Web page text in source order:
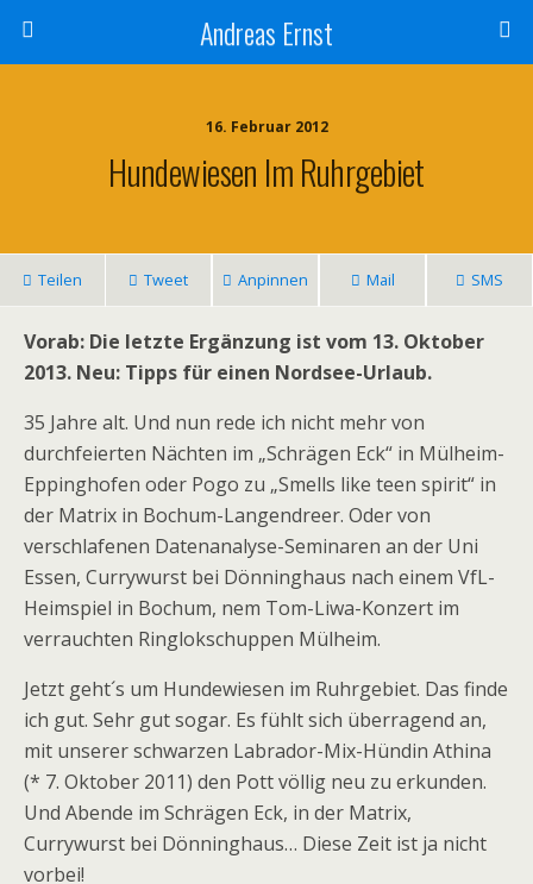
Andreas Ernst
16. Februar 2012
Hundewiesen Im Ruhrgebiet
Teilen Tweet Anpinnen Mail SMS
Vorab: Die letzte Ergänzung ist vom 13. Oktober
2013. Neu: Tipps für einen Nordsee-Urlaub.
35 Jahre alt. Und nun rede ich nicht mehr von
durchfeierten Nächten im „Schrägen Eck“ in Mülheim-
Eppinghofen oder Pogo zu „Smells like teen spirit“ in
der Matrix in Bochum-Langendreer. Oder von
verschlafenen Datenanalyse-Seminaren an der Uni
Essen, Currywurst bei Dönninghaus nach einem VfL-
Heimspiel in Bochum, nem Tom-Liwa-Konzert im
verrauchten Ringlokschuppen Mülheim.
Jetzt geht´s um Hundewiesen im Ruhrgebiet. Das finde
ich gut. Sehr gut sogar. Es fühlt sich überragend an,
mit unserer schwarzen Labrador-Mix-Hündin Athina
(* 7. Oktober 2011) den Pott völlig neu zu erkunden.
Und Abende im Schrägen Eck, in der Matrix,
Currywurst bei Dönninghaus… Diese Zeit ist ja nicht
vorbei!